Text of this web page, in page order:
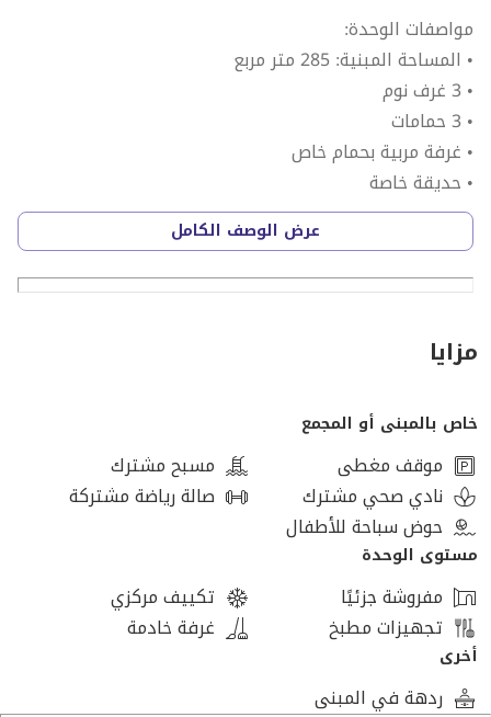
مواصفات الوحدة:
• المساحة المبنية: 285 متر مربع
• 3 غرف نوم
• 3 حمامات
• غرفة مربية بحمام خاص
• حديقة خاصة
تشطيب اعمار ( متشطبة بالكامل )
مفروش بالكامل
السعر المطلوب: 100,000 جنيه مصري
يعد أب تاون كايرو من أبرز المشاريع السكنية المتكاملة التي
طورتها شركة إعمار مصر، ويقع في قلب القاهرة على ارتفاع
200 متر فوق مستوى سطح البحر، مما يمنحه جوًا نقيًا بعيدًا
عن التلوث والازدحام.
موقع استثنائي:
• موقع مركزي يربطك بسهولة بمعظم أحياء القاهرة مثل
المعادي، مصر الجديدة، مدينة نصر، وغرب القاهرة.
• سهولة الوصول عبر الطريق الدائري ومحور الشهيد.
عرض الوصف الكامل
مزايا
خاص بالمبنى أو المجمع
موقف مغطى
مسبح مشترك
نادي صحي مشترك
صالة رياضة مشتركة
حوض سباحة للأطفال
مستوى الوحدة
مفروشة جزئيًا
تكييف مركزي
تجهيزات مطبخ
غرفة خادمة
أخرى
ردهة في المبنى